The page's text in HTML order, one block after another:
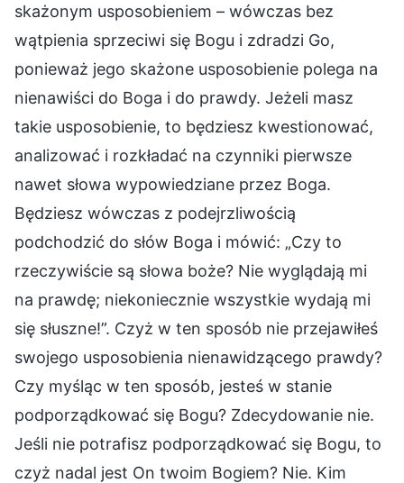
skażonym usposobieniem – wówczas bez
wątpienia sprzeciwi się Bogu i zdradzi Go,
ponieważ jego skażone usposobienie polega na
nienawiści do Boga i do prawdy. Jeżeli masz
takie usposobienie, to będziesz kwestionować,
analizować i rozkładać na czynniki pierwsze
nawet słowa wypowiedziane przez Boga.
Będziesz wówczas z podejrzliwością
podchodzić do słów Boga i mówić: „Czy to
rzeczywiście są słowa boże? Nie wyglądają mi
na prawdę; niekoniecznie wszystkie wydają mi
się słuszne!”. Czyż w ten sposób nie przejawiłeś
swojego usposobienia nienawidzącego prawdy?
Czy myśląc w ten sposób, jesteś w stanie
podporządkować się Bogu? Zdecydowanie nie.
Jeśli nie potrafisz podporządkować się Bogu, to
czyż nadal jest On twoim Bogiem? Nie. Kim